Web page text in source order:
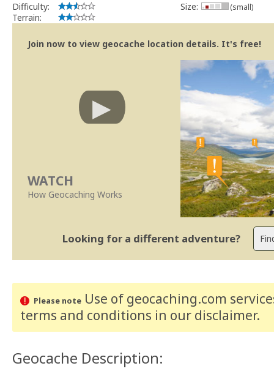
Difficulty:
Terrain:
Size: (small)
Join now to view geocache location details. It's free!
WATCH
How Geocaching Works
Looking for a different adventure?
Please noteUse of geocaching.com
terms and conditions in our disclaimer.
Geocache Description: